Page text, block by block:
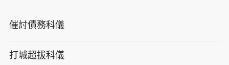
催討債務科儀
打城超拔科儀